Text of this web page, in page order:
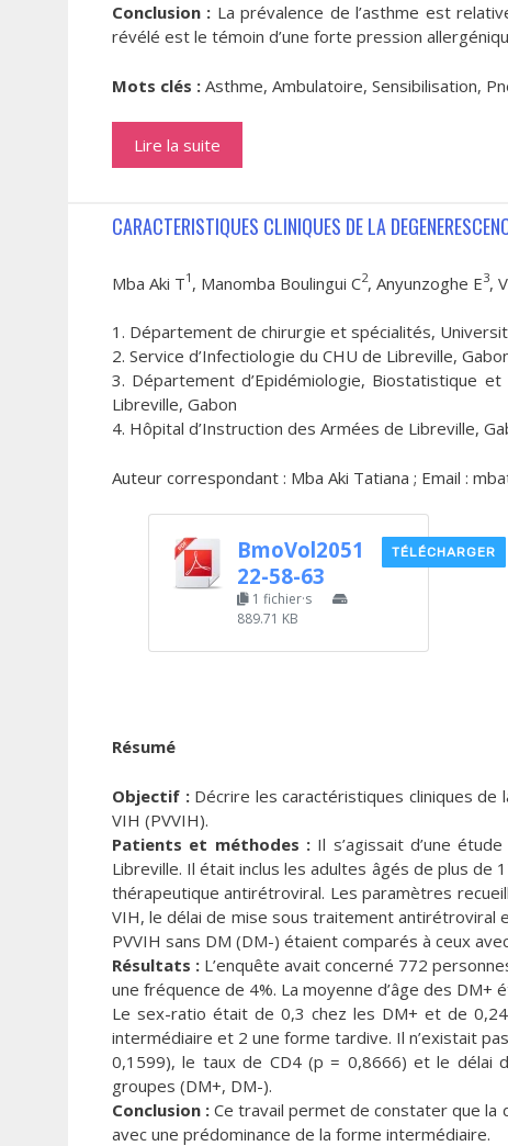
Conclusion : La prévalence de l’asthme est
révélé est le témoin d’une forte pression
Mots clés : Asthme, Ambulatoire, Sensibilisation,
Lire la suite
CARACTERISTIQUES CLINIQUES DE LA
Mba Aki T1 , Manomba Boulingui C2, Anyunzoghe E3,
1. Département de chirurgie et spécialités,
2. Service d’Infectiologie du CHU de Libreville,
3. Département d’Epidémiologie, Biostatistique
Libreville, Gabon
4. Hôpital d’Instruction des Armées de Libreville,
Auteur correspondant : Mba Aki Tatiana ; Email :
BmoVol2051
22-58-63
1 fichier·s
889.71 KB
TÉLÉCHARGER
Résumé
Objectif :Décrire les caractéristiques cliniques de
VIH (PVVIH).
Patients et méthodes :Il s’agissait d’une
Libreville. Il était inclus les adultes âgés de plus de
thérapeutique antirétroviral. Les paramètres
VIH, le délai de mise sous traitement antirétroviral
PVVIH sans DM (DM-) étaient comparés à ceux
Résultats : L’enquête avait concerné 772
une fréquence de 4%. La moyenne d’âge des
Le sex-ratio était de 0,3 chez les DM+ et de
intermédiaire et 2 une forme tardive. Il n’existait
0,1599), le taux de CD4 (p = 0,8666) et le délai
groupes (DM+, DM-).
Conclusion : Ce travail permet de constater que la
avec une prédominance de la forme intermédiaire.